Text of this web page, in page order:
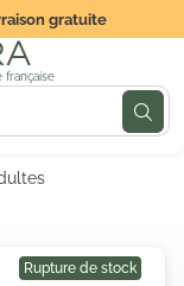
gratuite
française
Rupture de stock